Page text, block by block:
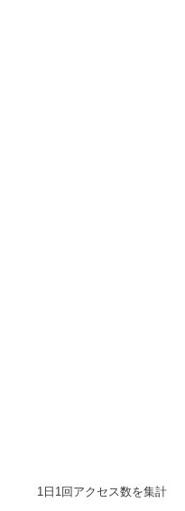
1日1回アクセス数を集計